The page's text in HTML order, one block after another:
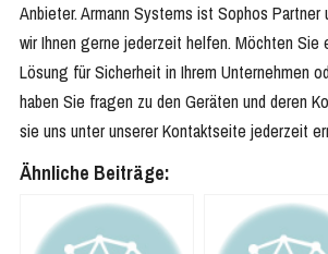
Anbieter. Armann Systems ist Sophos Partner
wir Ihnen gerne jederzeit helfen. Möchten Sie
Lösung für Sicherheit in Ihrem Unternehmen
haben Sie fragen zu den Geräten und deren
sie uns unter unserer Kontaktseite jederzeit
Ähnliche Beiträge: